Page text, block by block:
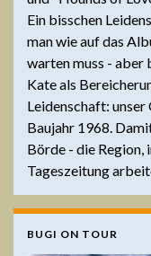
Ein bisschen
man wie auf das
warten muss - aber
Kate als
Leidenschaft:
Baujahr 1968.
Börde - die Region,
Tageszeitung
BUGI ON TOUR